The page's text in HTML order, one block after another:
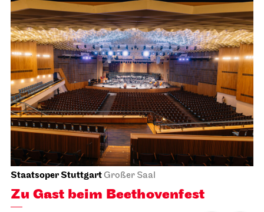
Staatsoper StuttgartGroßer Saal
Zu Gast beim Beethovenfest